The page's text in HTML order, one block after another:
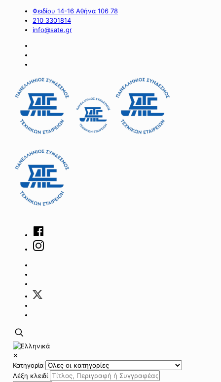
Φειδίου 14-16 Αθήνα 106 78
210 3301814
info@sate.gr
✕
Κατηγορία
Λέξη κλειδί